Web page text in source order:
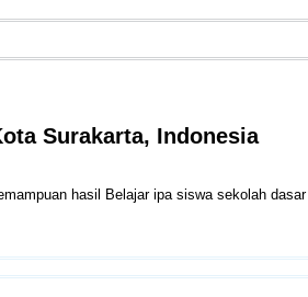
Surakarta, Indonesia
hasil Belajar ipa siswa sekolah dasar